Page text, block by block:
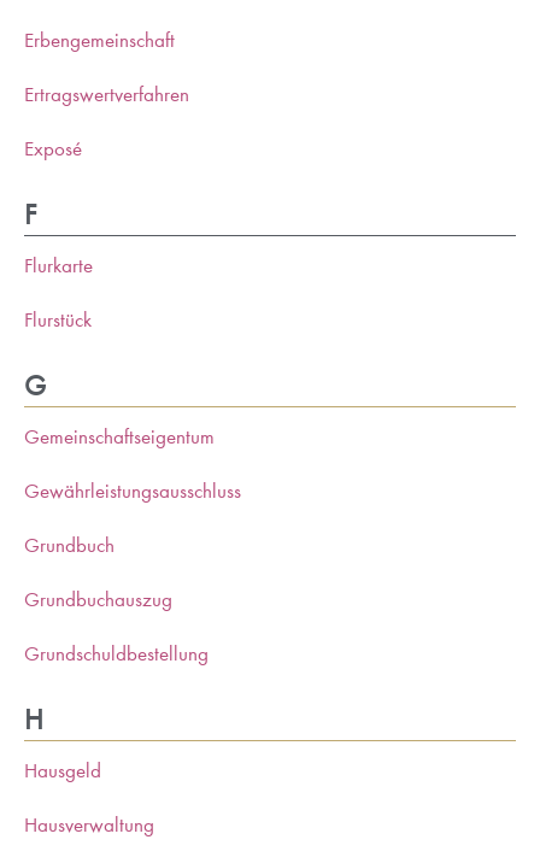
Erbengemeinschaft
Ertragswertverfahren
Exposé
F
Flurkarte
Flurstück
G
Gemeinschaftseigentum
Gewährleistungsausschluss
Grundbuch
Grundbuchauszug
Grundschuldbestellung
H
Hausgeld
Hausverwaltung